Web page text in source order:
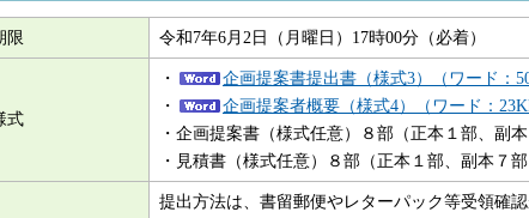
限 令和7年6月2日（月曜日）17時00分（必着）
式
・ 企画提案書提出書（様式3）（ワード：
・
企画提案者概要（様式4）（ワード：
・企画提案書（様式任意）８部（正本１部、副本
・見積書（様式任意）８部（正本１部、副本７部
提出方法は、書留郵便やレターパック等受領確